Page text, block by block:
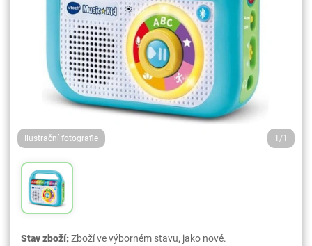
Ilustrační fotografie 1/1
Stav zboží:Zboží ve výborném stavu, jako nové.